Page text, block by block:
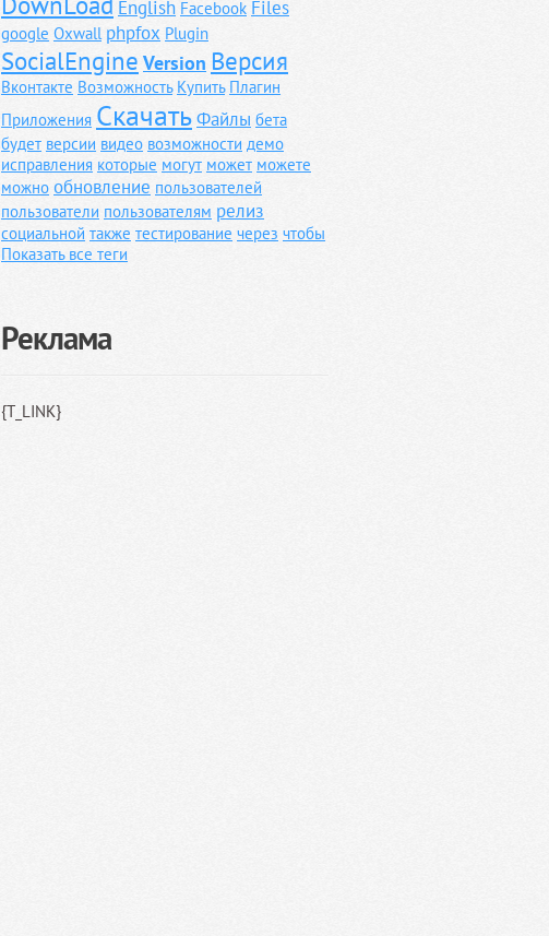
English Facebook Files
google Oxwall phpfox Plugin
SocialEngine Version Версия
Вконтакте Возможность Купить Плагин
Приложения СкачатьФайлы бета
будет версии видео возможности демо
исправления которые могут может можете
можно обновление пользователей
пользователи пользователям релиз
социальной также тестирование через чтобы
Показать все теги
Реклама
{T_LINK}